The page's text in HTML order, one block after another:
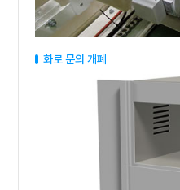
화로 문의 개폐